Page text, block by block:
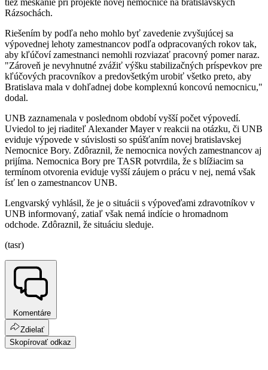
tiež meškanie pri projekte novej nemocnice na bratislavských
Rázsochách.
Riešením by podľa neho mohlo byť zavedenie zvyšujúcej sa
výpovednej lehoty zamestnancov podľa odpracovaných rokov tak,
aby kľúčoví zamestnanci nemohli rozviazať pracovný pomer naraz.
"Zároveň je nevyhnutné zvážiť výšku stabilizačných príspevkov pre
kľúčových pracovníkov a predovšetkým urobiť všetko preto, aby
Bratislava mala v dohľadnej dobe komplexnú koncovú nemocnicu,"
dodal.
UNB zaznamenala v poslednom období vyšší počet výpovedí.
Uviedol to jej riaditeľ Alexander Mayer v reakcii na otázku, či UNB
eviduje výpovede v súvislosti so spúšťaním novej bratislavskej
Nemocnice Bory. Zdôraznil, že nemocnica nových zamestnancov aj
prijíma. Nemocnica Bory pre TASR potvrdila, že s blížiacim sa
termínom otvorenia eviduje vyšší záujem o prácu v nej, nemá však
ísť len o zamestnancov UNB.
Lengvarský vyhlásil, že je o situácii s výpoveďami zdravotníkov v
UNB informovaný, zatiaľ však nemá indície o hromadnom
odchode. Zdôraznil, že situáciu sleduje.
(tasr)
Komentáre
Zdielať
Skopírovať odkaz